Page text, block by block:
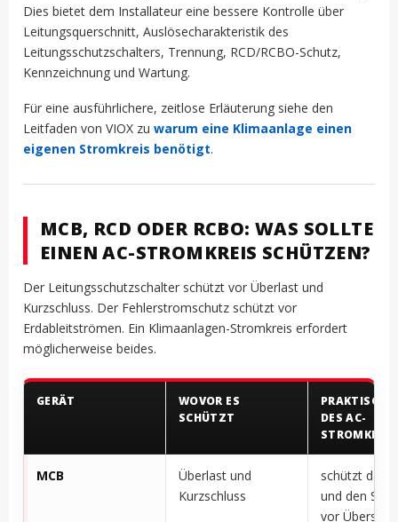
Dies bietet dem Installateur eine bessere Kontrolle über
Leitungsquerschnitt, Auslösecharakteristik des
Leitungsschutzschalters, Trennung, RCD/RCBO-Schutz,
Kennzeichnung und Wartung.
Für eine ausführlichere, zeitlose Erläuterung siehe den
Leitfaden von VIOX zu warum eine Klimaanlage einen
eigenen Stromkreis benötigt.
MCB, RCD ODER RCBO: WAS SOLLTE
EINEN AC-STROMKREIS SCHÜTZEN?
Der Leitungsschutzschalter schützt vor Überlast und
Kurzschluss. Der Fehlerstromschutz schützt vor
Erdableitströmen. Ein Klimaanlagen-Stromkreis erfordert
möglicherweise beides.
GERÄT
WOVOR ES
SCHÜTZT
PRAKTISCHE
DES AC-
MCB
Überlast und
Kurzschluss
schützt das
und den
vor